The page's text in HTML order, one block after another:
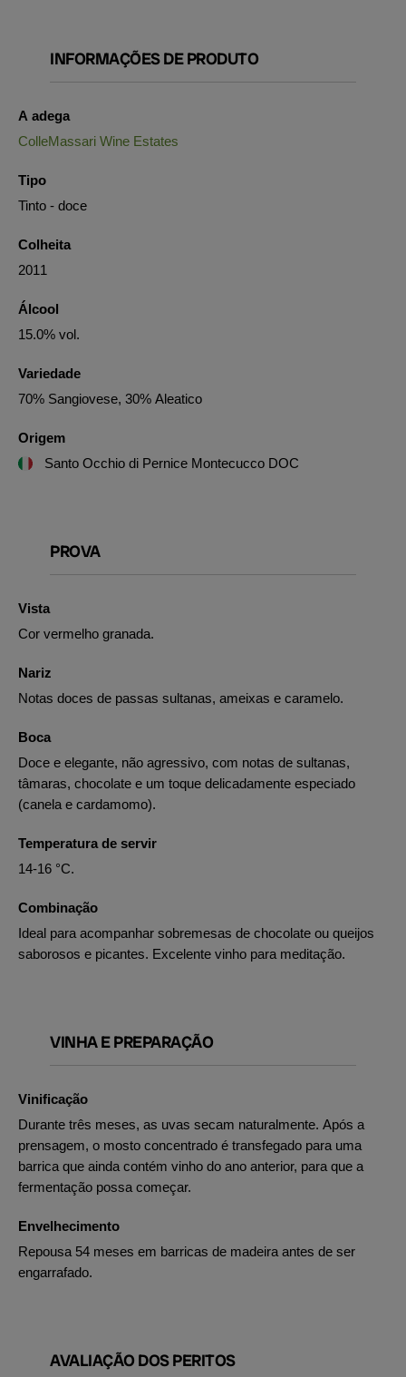
INFORMAÇÕES DE PRODUTO
A adega
ColleMassari Wine Estates
Tipo
Tinto - doce
Colheita
2011
Álcool
15.0% vol.
Variedade
70% Sangiovese, 30% Aleatico
Origem
Santo Occhio di Pernice Montecucco DOC
PROVA
Vista
Cor vermelho granada.
Nariz
Notas doces de passas sultanas, ameixas e caramelo.
Boca
Doce e elegante, não agressivo, com notas de sultanas,
tâmaras, chocolate e um toque delicadamente especiado
(canela e cardamomo).
Temperatura de servir
14-16 °C.
Combinação
Ideal para acompanhar sobremesas de chocolate ou queijos
saborosos e picantes. Excelente vinho para meditação.
VINHA E PREPARAÇÃO
Vinificação
Durante três meses, as uvas secam naturalmente. Após a
prensagem, o mosto concentrado é transfegado para uma
barrica que ainda contém vinho do ano anterior, para que a
fermentação possa começar.
Envelhecimento
Repousa 54 meses em barricas de madeira antes de ser
engarrafado.
AVALIAÇÃO DOS PERITOS